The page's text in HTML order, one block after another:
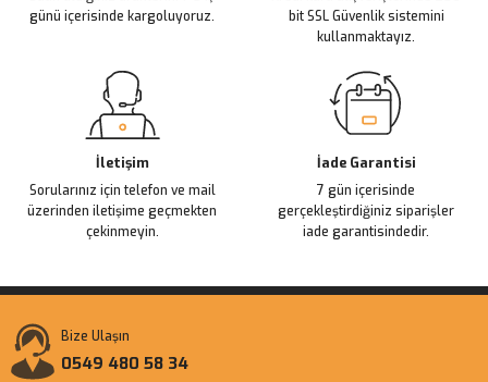
günü içerisinde kargoluyoruz.
bit SSL Güvenlik sistemini
kullanmaktayız.
İletişim
Sorularınız için telefon ve mail
üzerinden iletişime geçmekten
çekinmeyin.
İade Garantisi
7 gün içerisinde
gerçekleştirdiğiniz siparişler
iade garantisindedir.
Bize Ulaşın
0549 480 58 34